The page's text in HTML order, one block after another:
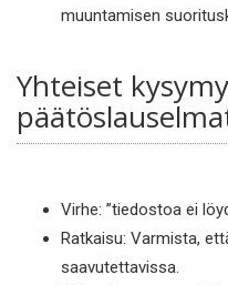
muuntamisen
Yhteiset
Virhe: ”tiedostoa ei
Ratkaisu: Varmista,
saavutettavissa.